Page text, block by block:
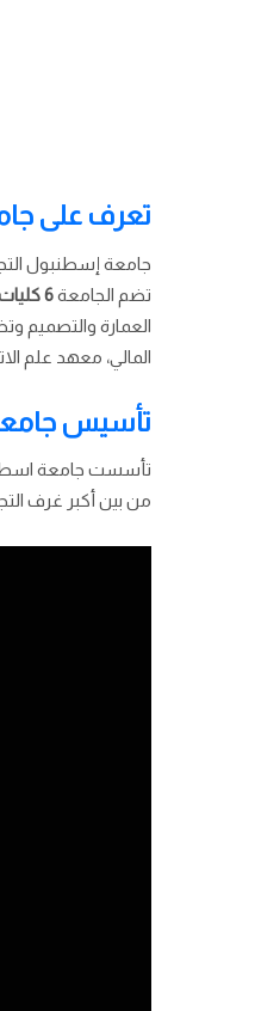
تعرف على
جامعة إسطنبول
تضم الجامعة6 كليات
العمارة والتصميم
المالي، معهد علم
تأسيس
تأسست جامعة
من بين أكبر غرف